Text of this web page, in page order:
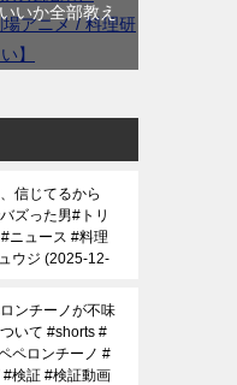
いか全部教え
、信じてるから
ズった男#トリ
ニュース #料理
ウジ 2025-12-
ンチーノが不味
いて #shorts #
ペロンチーノ #
検証 #検証動画